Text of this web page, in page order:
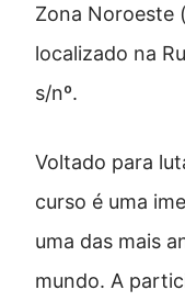
Zona Noroeste
localizado na
s/nº.
Voltado para
curso é uma
uma das mais
mundo. A